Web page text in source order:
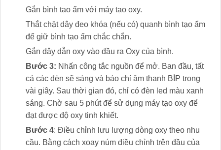
Gắn bình tạo ẩm với máy tạo oxy.
Thắt chặt dây đeo khóa (nếu có) quanh bình tạo ẩm
để giữ bình tạo ẩm chắc chắn.
Gắn dây dẫn oxy vào đầu ra Oxy của bình.
Bước 3: Nhấn công tắc nguồn để mở. Ban đầu, tất
cả các đèn sẽ sáng và báo chỉ âm thanh BÍP trong
vài giây. Sau thời gian đó, chỉ có đèn led màu xanh
sáng. Chờ sau 5 phút để sử dụng máy tạo oxy để
đạt được độ oxy tinh khiết.
Bước 4: Điều chỉnh lưu lượng dòng oxy theo nhu
cầu. Bằng cách xoay núm điều chỉnh trên đầu của